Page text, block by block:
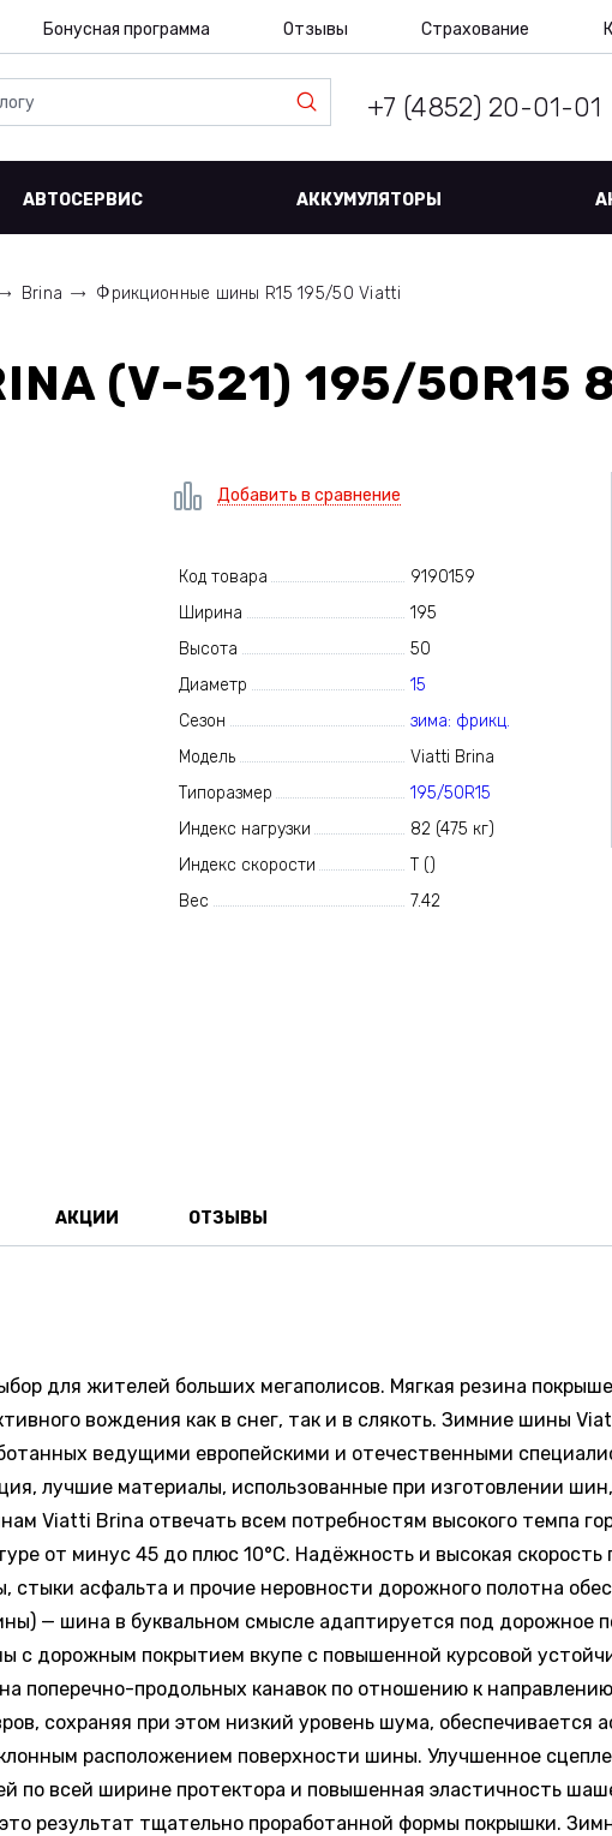
Бонусная программа Отзывы Страхование
+7 (4852) 20-01-01
АВТОСЕРВИС АККУМУЛЯТОРЫ
Brina Фрикционные шины R15 195/50 Viatti
(V-521) 195/50R15
Добавить в сравнение
Код товара
9190159
Ширина
195
Высота
50
Диаметр
15
Сезон
зима: фрикц.
Модель
Viatti Brina
Типоразмер
195/50R15
Индекс нагрузки
82 (475 кг)
Индекс скорости
Т ()
Вес
7.42
АКЦИИ ОТЗЫВЫ
для жителей больших мегаполисов. Мягкая резина
вождения как в снег, так и в слякоть. Зимние шины
ведущими европейскими и отечественными
лучшие материалы, использованные при изготовлении
Viatti Brina отвечать всем потребностям высокого темпа
от минус 45 до плюс 10°С. Надёжность и высокая
стыки асфальта и прочие неровности дорожного полотна
— шина в буквальном смысле адаптируется под дорожное
с дорожным покрытием вкупе с повышенной курсовой
поперечно-продольных канавок по отношению к
сохраняя при этом низкий уровень шума,
расположением поверхности шины. Улучшенное
по всей ширине протектора и повышенная эластичность
результат тщательно проработанной формы покрышки.